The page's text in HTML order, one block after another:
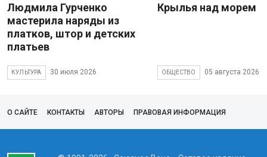
Людмила Гурченко
мастерила наряды из
платков, штор и детских
платьев
КУЛЬТУРА 30 июля 2026
Крылья над морем
ОБЩЕСТВО 05 августа 2026
О САЙТЕ КОНТАКТЫ АВТОРЫ ПРАВОВАЯ ИНФОРМАЦИЯ